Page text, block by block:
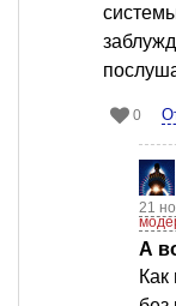
0
21
А
Как